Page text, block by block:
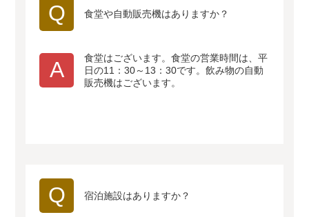
Q 食堂や自動販売機はありますか？
A
食堂はございます。食堂の営業時間は、平
日の11：30～13：30です。飲み物の自動
販売機はございます。
Q 宿泊施設はありますか？